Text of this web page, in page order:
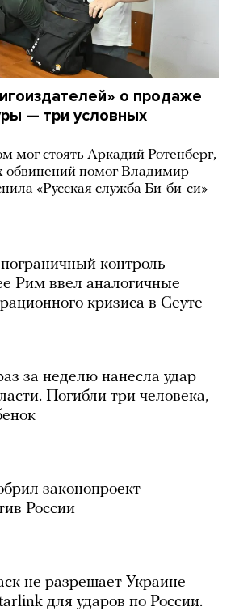
о продаже
— три условных
мог стоять Аркадий Ротенберг,
обвинений помог Владимир
«Русская служба Би-би-си»
контроль
Рим ввел аналогичные
кризиса в Сеуте
за неделю нанесла удар
Погибли три человека,
законопроект
России
не разрешает Украине
для ударов по России.